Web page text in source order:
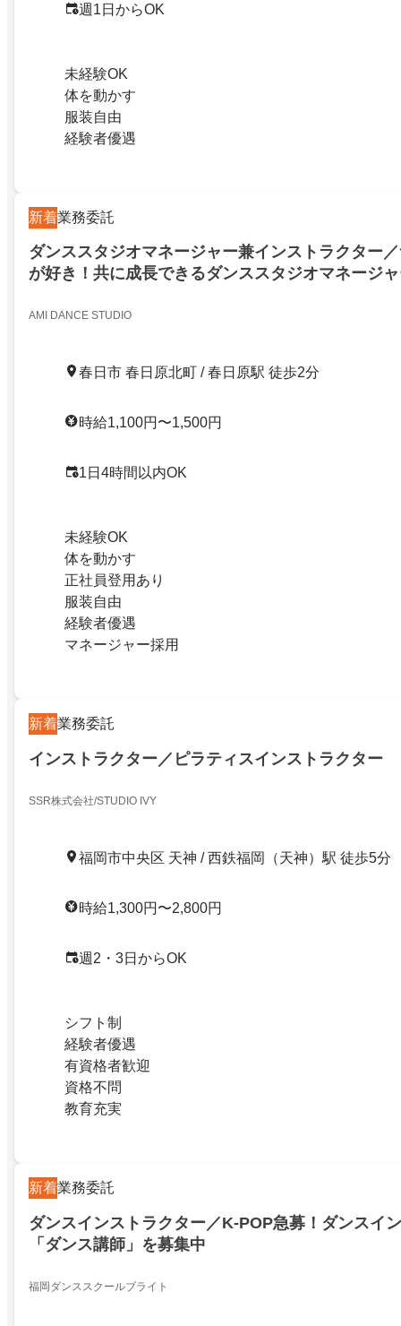
週1日からOK
未経験OK
体を動かす
服装自由
経験者優遇
新着業務委託
ダンススタジオマネージャー兼インストラクター
が好き！共に成長できるダンススタジオマネージ
AMI DANCE STUDIO
春日市 春日原北町 / 春日原駅 徒歩2分
時給1,100円〜1,500円
1日4時間以内OK
未経験OK
体を動かす
正社員登用あり
服装自由
経験者優遇
マネージャー採用
新着業務委託
インストラクター／ピラティスインストラクター
SSR株式会社/STUDIO IVY
福岡市中央区 天神 / 西鉄福岡（天神）駅 徒歩5分
時給1,300円〜2,800円
週2・3日からOK
シフト制
経験者優遇
有資格者歓迎
資格不問
教育充実
新着業務委託
ダンスインストラクター／K-POP急募！ダンスイ
「ダンス講師」を募集中
福岡ダンススクールブライト